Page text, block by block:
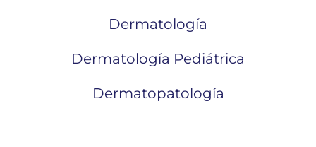
Dermatología
Dermatología Pediátrica
Dermatopatología